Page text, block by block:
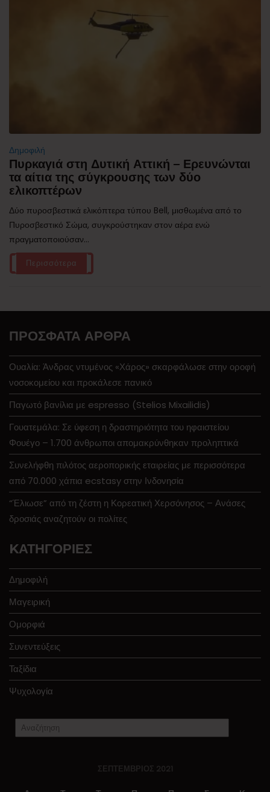
Δημοφιλή
Πυρκαγιά στη Δυτική Αττική – Ερευνώνται
τα αίτια της σύγκρουσης των δύο
ελικοπτέρων
Δύο πυροσβεστικά ελικόπτερα τύπου Bell, μισθωμένα από το
Πυροσβεστικό Σώμα, συγκρούστηκαν στον αέρα ενώ
πραγματοποιούσαν...
Περισσότερα
ΠΡΌΣΦΑΤΑ ΆΡΘΡΑ
Ουαλία: Άνδρας ντυμένος «Χάρος» σκαρφάλωσε στην οροφή
νοσοκομείου και προκάλεσε πανικό
Παγωτό βανίλια με espresso (Stelios Mixailidis)
Γουατεμάλα: Σε ύφεση η δραστηριότητα του ηφαιστείου
Φουέγο – 1.700 άνθρωποι απομακρύνθηκαν προληπτικά
Συνελήφθη πιλότος αεροπορικής εταιρείας με περισσότερα
από 70.000 χάπια ecstasy στην Ινδονησία
“Έλιωσε” από τη ζέστη η Κορεατική Χερσόνησος – Ανάσες
δροσιάς αναζητούν οι πολίτες
KΑΤΗΓΟΡΊΕΣ
Δημοφιλή
Μαγειρική
Ομορφιά
Συνεντεύξεις
Ταξίδια
Ψυχολογία
ΣΕΠΤΈΜΒΡΙΟΣ 2021